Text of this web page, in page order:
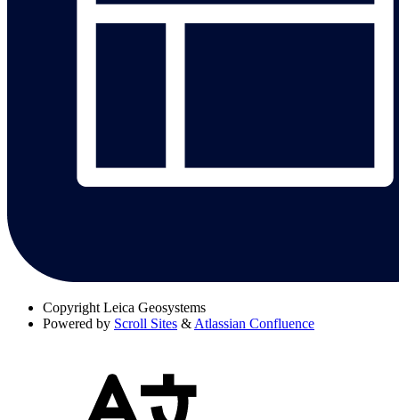
Copyright Leica Geosystems
Powered by Scroll Sites & Atlassian Confluence